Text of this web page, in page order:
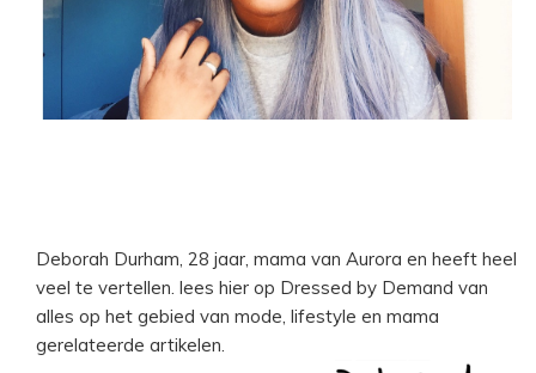
Deborah Durham, 28 jaar, mama van Aurora en heeft heel
veel te vertellen. lees hier op Dressed by Demand van
alles op het gebied van mode, lifestyle en mama
gerelateerde artikelen.